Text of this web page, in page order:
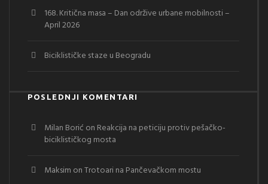
168. Kritična masa – Dan održive urbane mobilnosti –
April 2026
Biciklističke staze u Beogradu
POSLEDNJI KOMENTARI
Milan Borić on Reakcija na peticiju protiv pešačko-
biciklističkog mosta
Maksim onTrotoari na Pančevačkom mostu